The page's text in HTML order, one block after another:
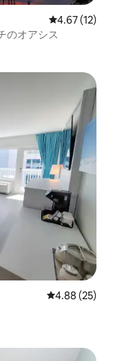
レビュー12
4.67 (12)
のオアシス
レビュー25
4.88 (25)